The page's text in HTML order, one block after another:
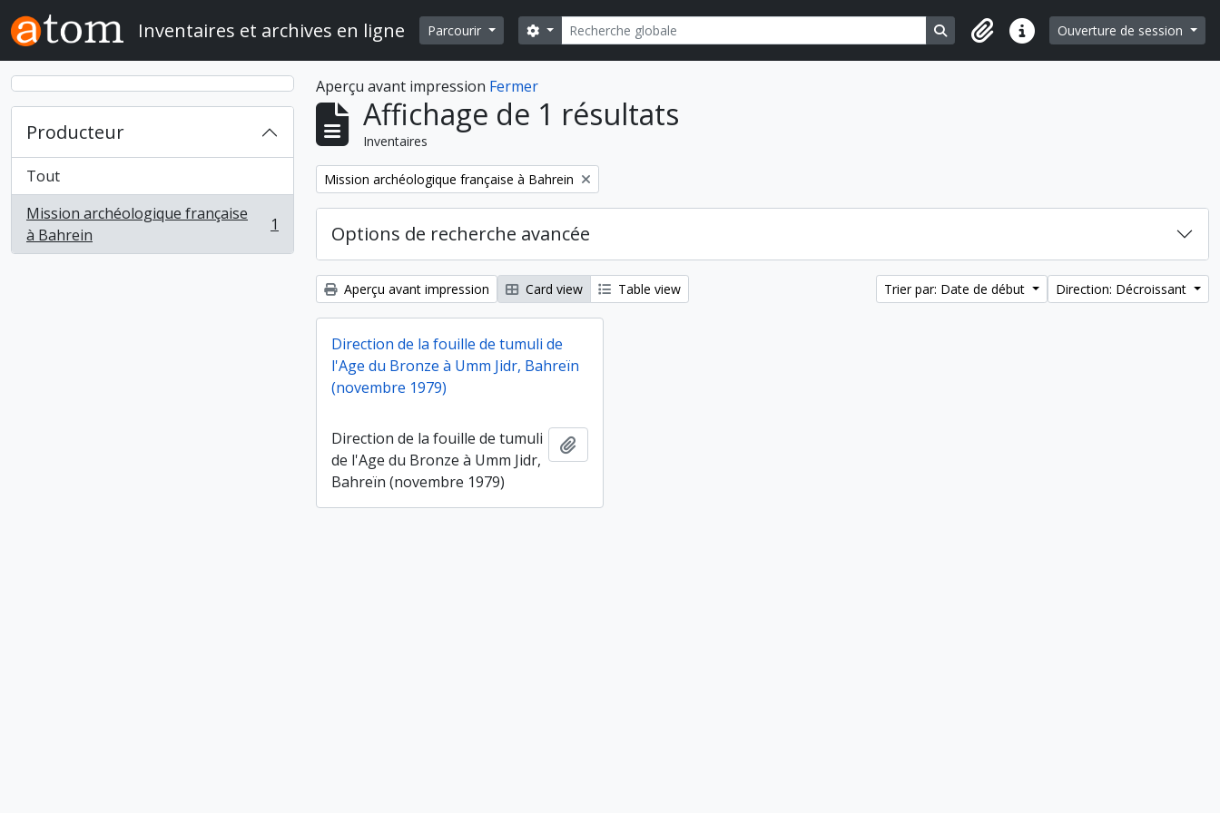
Skip to main content
Inventaires et archives en ligne Parcourir Rechercher
Search options Search in browse page
Liens rapidesOuverture de session
Producteur
Tout
Mission archéologique française
à Bahrein
, 1 résultats 1
Aperçu avant impression Fermer
Affichage de 1 résultats
Inventaires
Remove filter:
Mission archéologique française à Bahrein
Options de recherche avancée
Aperçu avant impression Card view Table view Trier par: Date de début Direction: Décroissant
Direction de la fouille de tumuli de
l'Age du Bronze à Umm Jidr, Bahreïn
(novembre 1979)
Direction de la fouille de tumuli
de l'Age du Bronze à Umm Jidr,
Bahreïn (novembre 1979)